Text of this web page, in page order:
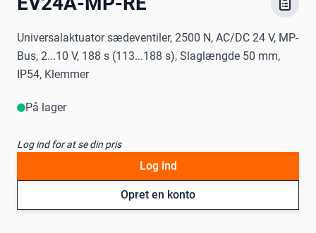
Universalaktuator sædeventiler, 2500 N, AC/DC 24 V, MP-
Bus, 2...10 V, 188 s (113...188 s), Slaglængde 50 mm,
IP54, Klemmer
På lager
Log ind for at se din pris
Opret en konto
Log ind